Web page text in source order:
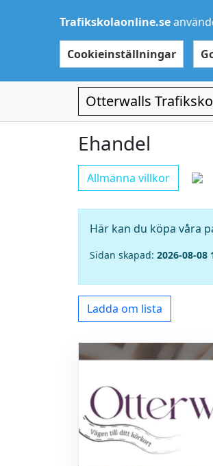
Trafikskolaonline.se
Cookieinställningar
Otterwalls
Ehandel
Allmänna villkor
Här kan du köpa våra
Sidan skapad: 2026-08-08
Ladda om lista